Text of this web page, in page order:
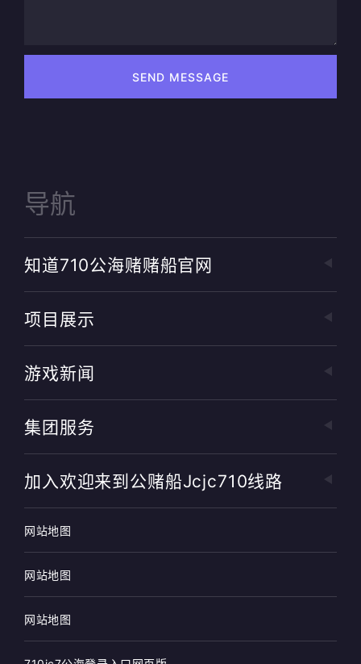
SEND MESSAGE
导航
知道710公海赌赌船官网
项目展示
游戏新闻
集团服务
加入欢迎来到公赌船jcjc710线路
网站地图
网站地图
网站地图